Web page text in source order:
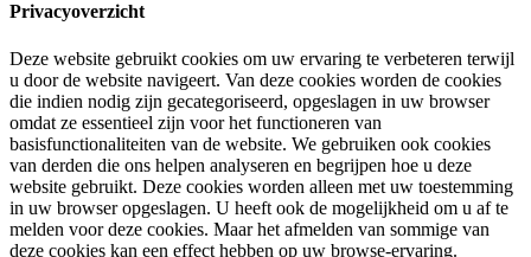
Privacyoverzicht
Deze website gebruikt cookies om uw ervaring te verbeteren terwijl
u door de website navigeert. Van deze cookies worden de cookies
die indien nodig zijn gecategoriseerd, opgeslagen in uw browser
omdat ze essentieel zijn voor het functioneren van
basisfunctionaliteiten van de website. We gebruiken ook cookies
van derden die ons helpen analyseren en begrijpen hoe u deze
website gebruikt. Deze cookies worden alleen met uw toestemming
in uw browser opgeslagen. U heeft ook de mogelijkheid om u af te
melden voor deze cookies. Maar het afmelden van sommige van
deze cookies kan een effect hebben op uw browse-ervaring.